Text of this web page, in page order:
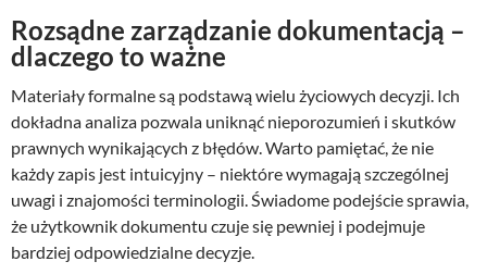
Rozsądne zarządzanie dokumentacją –
dlaczego to ważne
Materiały formalne są podstawą wielu życiowych decyzji. Ich
dokładna analiza pozwala uniknąć nieporozumień i skutków
prawnych wynikających z błędów. Warto pamiętać, że nie
każdy zapis jest intuicyjny – niektóre wymagają szczególnej
uwagi i znajomości terminologii. Świadome podejście sprawia,
że użytkownik dokumentu czuje się pewniej i podejmuje
bardziej odpowiedzialne decyzje.